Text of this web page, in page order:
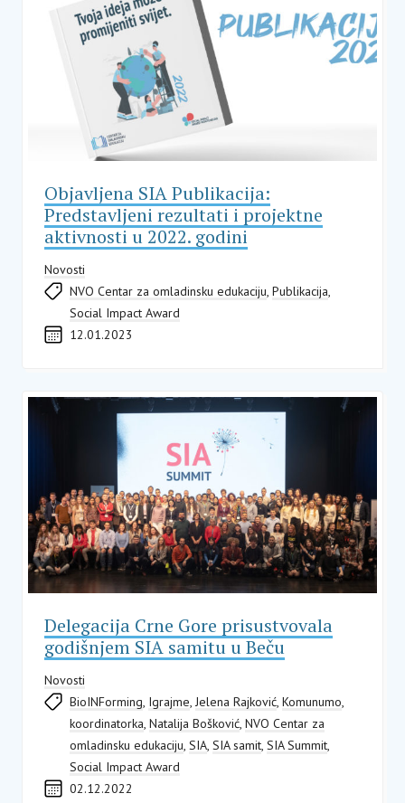
Objavljena SIA Publikacija:
Predstavljeni rezultati i projektne
aktivnosti u 2022. godini
Novosti
NVO Centar za omladinsku edukaciju, Publikacija,
Social Impact Award
12.01.2023
Delegacija Crne Gore prisustvovala
godišnjem SIA samitu u Beču
Novosti
BioINForming, Igrajme, Jelena Rajković, Komunumo,
koordinatorka, Natalija Bošković, NVO Centar za
omladinsku edukaciju, SIA, SIA samit, SIA Summit,
Social Impact Award
02.12.2022